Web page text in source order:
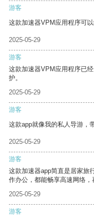
游客
这款加速器VPM应用程序可
2025-05-29
游客
这款加速器VPM应用程序已
护。
2025-05-29
游客
这款app就像我的私人导游，
2025-05-29
游客
这款加速器app简直是居家旅
作办公，都能畅享高速网络，
2025-05-29
游客